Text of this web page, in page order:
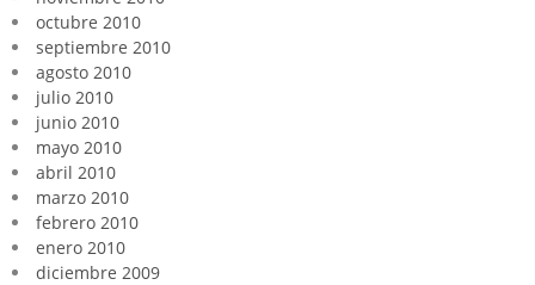
octubre 2010
septiembre 2010
agosto 2010
julio 2010
junio 2010
mayo 2010
abril 2010
marzo 2010
febrero 2010
enero 2010
diciembre 2009